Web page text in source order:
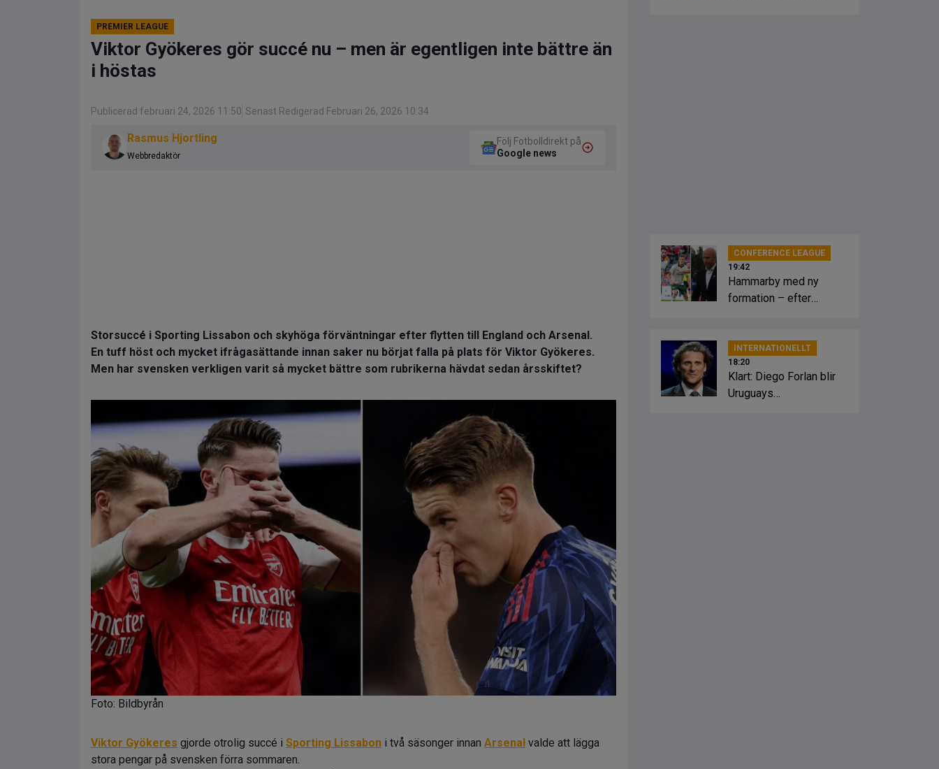
PREMIER LEAGUE
Viktor Gyökeres gör succé nu – men är egentligen inte bättre än
i höstas
Publicerad februari 24, 2026 11:50 Senast Redigerad Februari 26, 2026 10:34
Rasmus Hjortling
Webbredaktör
Följ Fotbolldirekt på
Google news
Storsuccé i Sporting Lissabon och skyhöga förväntningar efter flytten till England och Arsenal.
En tuff höst och mycket ifrågasättande innan saker nu börjat falla på plats för Viktor Gyökeres.
Men har svensken verkligen varit så mycket bättre som rubrikerna hävdat sedan årsskiftet?
Foto: Bildbyrån
Viktor Gyökeres gjorde otrolig succé i Sporting Lissabon i två säsonger innan Arsenal valde att lägga
stora pengar på svensken förra sommaren.
CONFERENCE LEAGUE
19:42
Hammarby med ny
formation – efter
INTERNATIONELLT
18:20
Klart: Diego Forlan blir
Uruguays